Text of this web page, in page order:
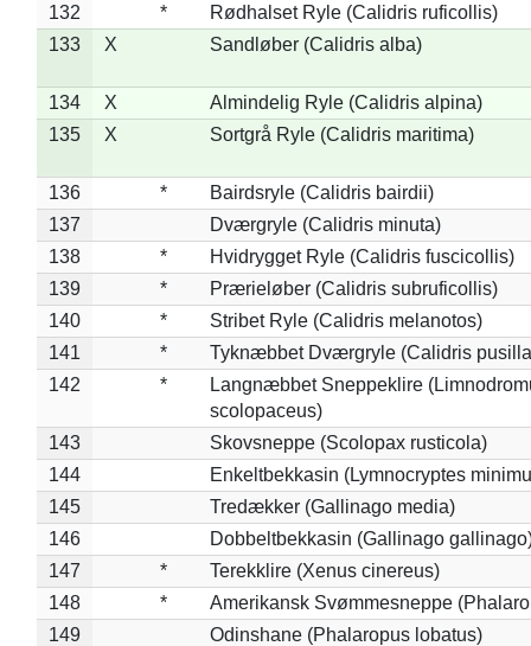
132
*
Rødhalset Ryle (Calidris ruficollis)
133
X Sandløber (Calidris alba)
134 X
Almindelig Ryle (Calidris alpina)
135
X Sortgrå Ryle (Calidris maritima)
136 *
Bairdsryle (Calidris bairdii)
137
Dværgryle (Calidris minuta)
138
*
Hvidrygget Ryle (Calidris fuscicollis)
139
*
Prærieløber (Calidris subruficollis)
140
*
Stribet Ryle (Calidris melanotos)
141
*
Tyknæbbet Dværgryle (Calidris
142
*
Langnæbbet Sneppeklire
scolopaceus)
143
Skovsneppe (Scolopax rusticola)
144
Enkeltbekkasin (Lymnocryptes
145
Tredækker (Gallinago media)
146
Dobbeltbekkasin (Gallinago
147
*
Terekklire (Xenus cinereus)
148
*
Amerikansk Svømmesneppe
149
Odinshane (Phalaropus lobatus)